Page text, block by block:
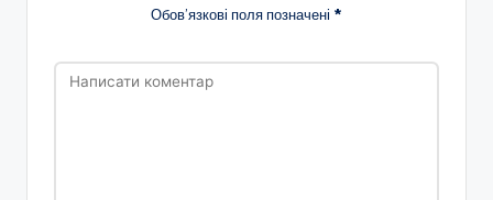
Обов’язкові поля позначені *